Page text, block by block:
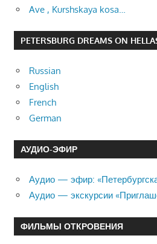
Ave , Kurshskaya kosa…
PETERSBURG DREAMS ON
Russian
English
French
German
АУДИО-ЭФИР
Аудио — эфир:
Аудио — экскурсии
ФИЛЬМЫ ОТКРОВЕНИЯ